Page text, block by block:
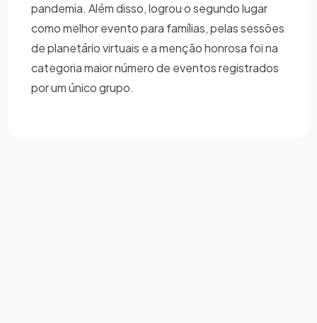
pandemia. Além disso, logrou o segundo lugar
como melhor evento para famílias, pelas sessões
de planetário virtuais e a menção honrosa foi na
categoria maior número de eventos registrados
por um único grupo.